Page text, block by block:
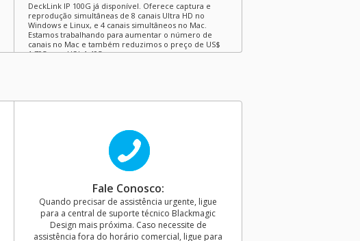
DeckLink IP 100G já disponível. Oferece captura e
reprodução simultâneas de 8 canais Ultra HD no
Windows e Linux, e 4 canais simultâneos no Mac.
Estamos trabalhando para aumentar o número de
canais no Mac e também reduzimos o preço de US$
1.795 para US$ 1.495.
Desktop Video 15.3.1. Esta atualização de software
inclui diversas correções de bugs para os modelos
DeckLink, UltraStudio e Intensity, além de melhorias
gerais de desempenho e estabilidade. Baixe em
http://bmd.link/br/9VjbEr
Blackmagic Design
@BMD_NewsBR
Última Terça-feira
Fale Conosco:
Quando precisar de assistência urgente, ligue
para a central de suporte técnico Blackmagic
Design mais próxima. Caso necessite de
assistência fora do horário comercial, ligue para